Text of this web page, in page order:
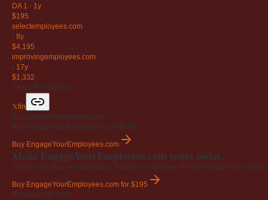
DA 1 · 1y
$195
selectemployees.com
· 8y
$4,195
improvingemployees.com
· 17y
$1,332
Share this domain
𝕏fin
EngageYourEmployees.com
Buy EngageYourEmployees.com$195
Buy EngageYourEmployees.com
Make EngageYourEmployees.com yours today.
Secure checkout via GoDaddy. Transfer is handled directly through the world's
Buy EngageYourEmployees.com for $195
Professional Trust